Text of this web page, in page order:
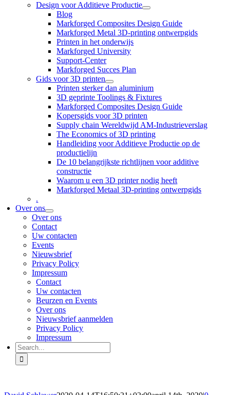
Design voor Additieve Productie
Blog
Markforged Composites Design Guide
Markforged Metal 3D-printing ontwerpgids
Printen in het onderwijs
Markforged University
Support-Center
Markforged Succes Plan
Gids voor 3D printen
Printen sterker dan aluminium
3D geprinte Toolings & Fixtures
Markforged Composites Design Guide
Kopersgids voor 3D printen
Supply chain Wereldwijd AM-Industrieverslag
The Economics of 3D printing
Handleiding voor Additieve Productie op de
productielijn
De 10 belangrijkste richtlijnen voor additive
constructie
Waarom u een 3D printer nodig heeft
Markforged Metaal 3D-printing ontwerpgids
.
Over ons
Over ons
Contact
Uw contacten
Events
Nieuwsbrief
Privacy Policy
Impressum
Contact
Uw contacten
Beurzen en Events
Over ons
Nieuwsbrief aanmelden
Privacy Policy
Impressum
Search
for: